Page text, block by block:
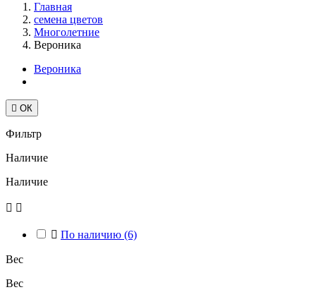
Главная
семена цветов
Многолетние
Вероника
Вероника
 ОК
Фильтр
Наличие
Наличие
 
 По наличию (6)
Вес
Вес